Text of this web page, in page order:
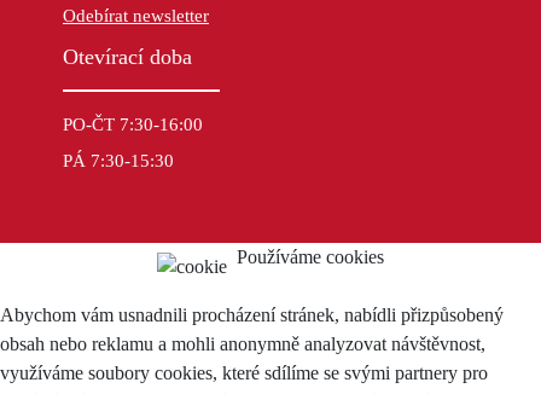
Odebírat newsletter
Otevírací doba
PO-ČT 7:30-16:00
PÁ 7:30-15:30
Používáme cookies
Abychom vám usnadnili procházení stránek, nabídli přizpůsobený
obsah nebo reklamu a mohli anonymně analyzovat návštěvnost,
využíváme soubory cookies, které sdílíme se svými partnery pro